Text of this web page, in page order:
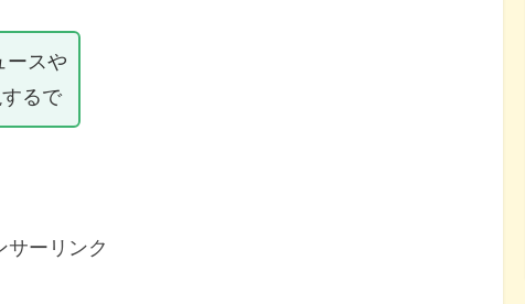
ースや
るで
サーリンク